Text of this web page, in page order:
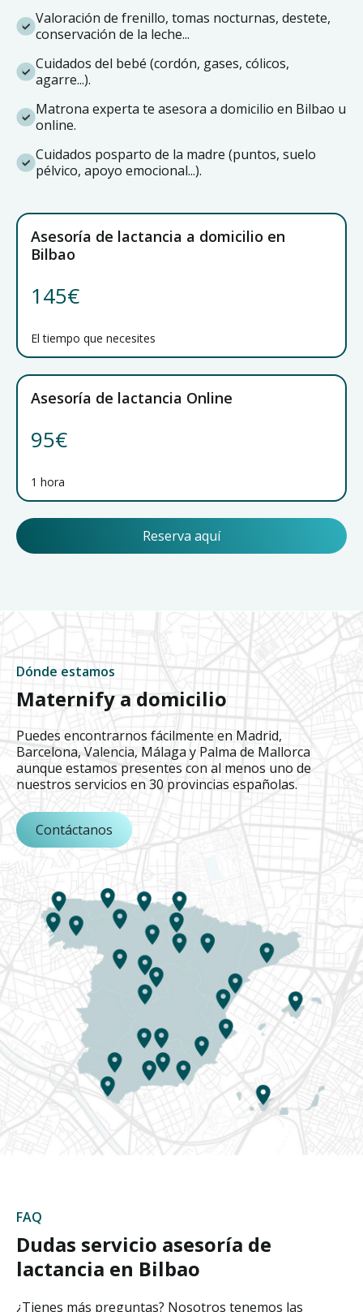
Valoración de frenillo, tomas nocturnas, destete,
conservación de la leche...
Cuidados del bebé (cordón, gases, cólicos,
agarre...).
Matrona experta te asesora a domicilio en Bilbao u
online.
Cuidados posparto de la madre (puntos, suelo
pélvico, apoyo emocional...).
Asesoría de lactancia a domicilio en
Bilbao
145€
El tiempo que necesites
Asesoría de lactancia Online
95€
1 hora
Reserva aquí
Dónde estamos
Maternify a domicilio
Puedes encontrarnos fácilmente en Madrid,
Barcelona, Valencia, Málaga y Palma de Mallorca
aunque estamos presentes con al menos uno de
nuestros servicios en 30 provincias españolas.
Contáctanos
FAQ
Dudas servicio asesoría de
lactancia en Bilbao
¿Tienes más preguntas? Nosotros tenemos las